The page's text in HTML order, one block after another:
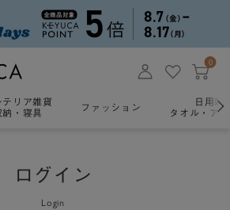
0
テリア雑貨
納・寝具
ファッション
日用雑
タオル・ア
ログイン
Login